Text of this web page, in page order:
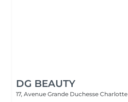
DG BEAUTY
17, Avenue Grande Duchesse Charlotte